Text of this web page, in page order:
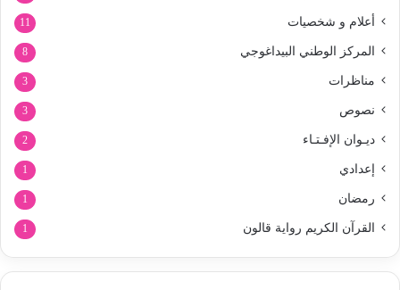
أعلام و شخصيات 11
المركز الوطني البيداغوجي 8
مناظرات 3
نصوص 3
ديـوان الإفـتـاء 2
إعدادي 1
رمضان 1
القرآن الكريم رواية قالون 1